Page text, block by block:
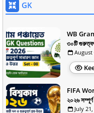
GK
WB
৩০টি
August
FIFA
২০২৬
July